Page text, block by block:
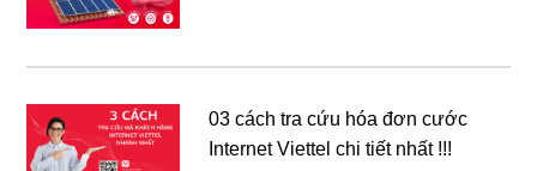
03 cách tra cứu hóa đơn cước
Internet Viettel chi tiết nhất !!!